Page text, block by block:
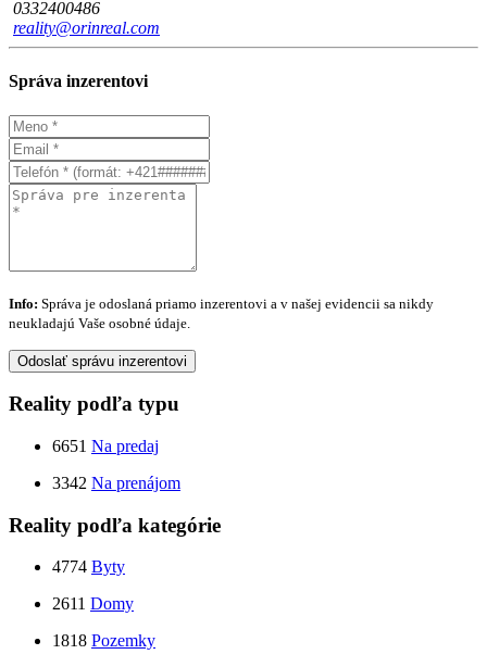
0332400486
reality@orinreal.com
Správa inzerentovi
Info: Správa je odoslaná priamo inzerentovi a v našej evidencii sa nikdy
neukladajú Vaše osobné údaje.
Odoslať správu inzerentovi
Reality podľa typu
6651 Na predaj
3342 Na prenájom
Reality podľa kategórie
4774 Byty
2611 Domy
1818 Pozemky